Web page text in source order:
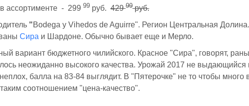
ассортименте - 299 99руб.42999руб.
"Bodega y Vihedos de Aguirre". Регион Центральная Долина.
Сира и Шардоне. Обычно бывает еще и Мерло.
вариант бюджетного чилийского. Красное "Сира", говорят,
неожиданно высокого качества. Урожай 2017 не выдающийся
балла на 83-84 выглядит. В "Пятерочке" не то чтобы много
соотношением "цена-качество".